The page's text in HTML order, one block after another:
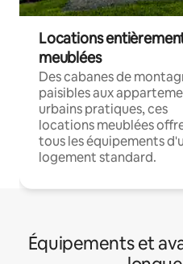
Locations
meublées
Des cabanes de
paisibles aux
urbains pratiques, ces
locations meublées
tous les équipements
logement standard.
Équipements et